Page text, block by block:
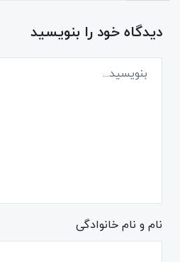
دیدگاه خود را بنویسید
نام و نام خانوادگی